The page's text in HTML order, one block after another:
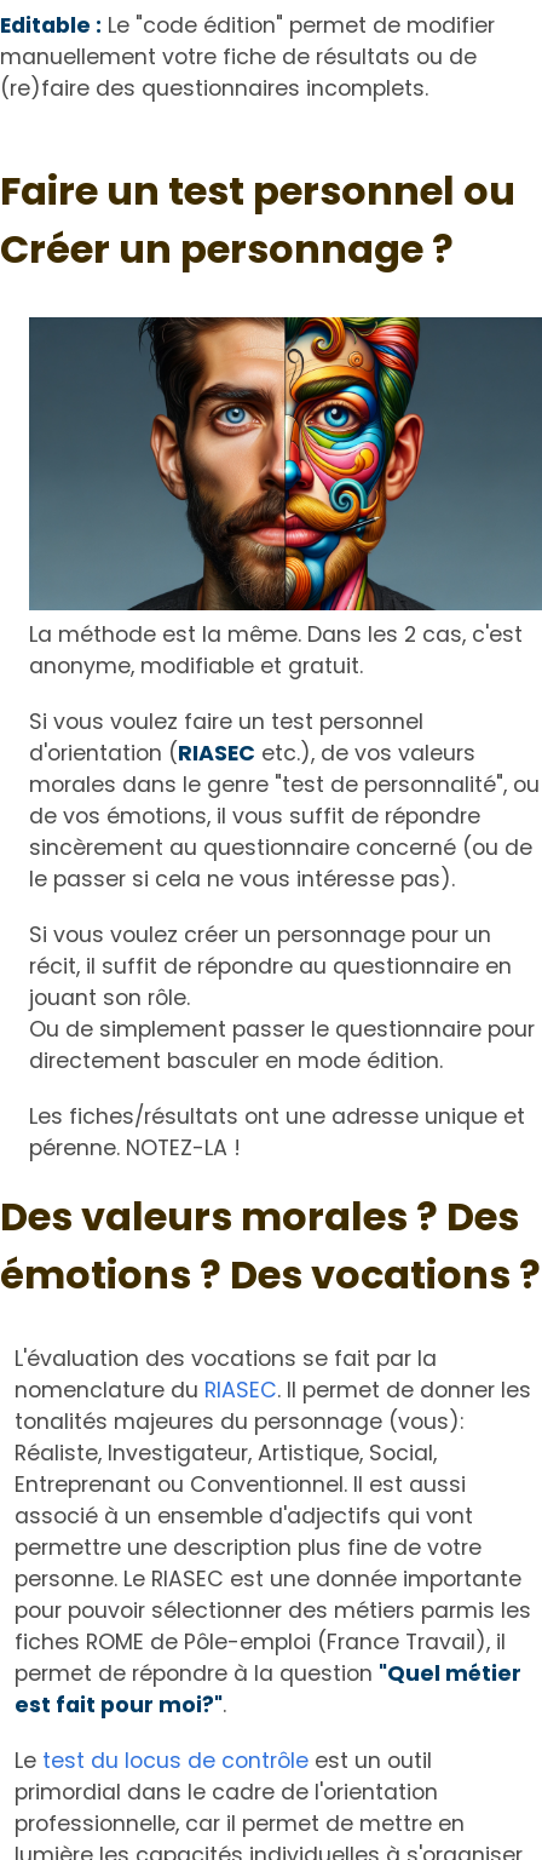
Editable : Le "code édition" permet de modifier
manuellement votre fiche de résultats ou de
(re)faire des questionnaires incomplets.
Faire un test personnel ou
Créer un personnage ?
La méthode est la même. Dans les 2 cas, c'est
anonyme, modifiable et gratuit.
Si vous voulez faire un test personnel
d'orientation (RIASEC etc.), de vos valeurs
morales dans le genre "test de personnalité", ou
de vos émotions, il vous suffit de répondre
sincèrement au questionnaire concerné (ou de
le passer si cela ne vous intéresse pas).
Si vous voulez créer un personnage pour un
récit, il suffit de répondre au questionnaire en
jouant son rôle.
Ou de simplement passer le questionnaire pour
directement basculer en mode édition.
Les fiches/résultats ont une adresse unique et
pérenne. NOTEZ-LA !
Des valeurs morales ? Des
émotions ? Des vocations ?
L'évaluation des vocations se fait par la
nomenclature du RIASEC. Il permet de donner les
tonalités majeures du personnage (vous):
Réaliste, Investigateur, Artistique, Social,
Entreprenant ou Conventionnel. Il est aussi
associé à un ensemble d'adjectifs qui vont
permettre une description plus fine de votre
personne. Le RIASEC est une donnée importante
pour pouvoir sélectionner des métiers parmis les
fiches ROME de Pôle-emploi (France Travail), il
permet de répondre à la question "Quel métier
est fait pour moi?".
Le test du locus de contrôle est un outil
primordial dans le cadre de l'orientation
professionnelle, car il permet de mettre en